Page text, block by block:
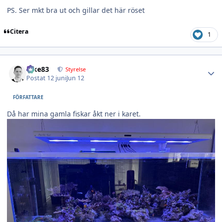
PS. Ser mkt bra ut och gillar det här röset
Citera 1
nike83 Styrelse
Postat 12 juniJun 12
FÖRFATTARE
Då har mina gamla fiskar åkt ner i karet.